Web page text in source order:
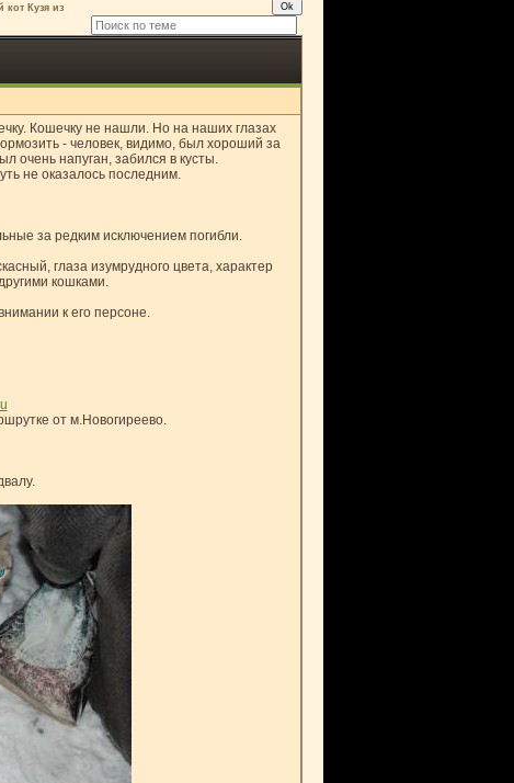
кот Кузя из
Кошечку не нашли. Но на наших глазах
- человек, видимо, был хороший за
очень напуган, забился в кусты.
не оказалось последним.
за редким исключением погибли.
глаза изумрудного цвета, характер
кошками.
к его персоне.
от м.Новогиреево.